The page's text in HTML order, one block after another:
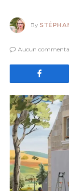
By
Aucun